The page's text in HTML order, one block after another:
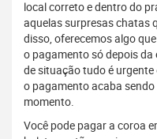
local correto e dentro do
aquelas surpresas chatas
disso, oferecemos algo
o pagamento só depois
de situação tudo é
o pagamento acaba
momento.
Você pode pagar a coroa